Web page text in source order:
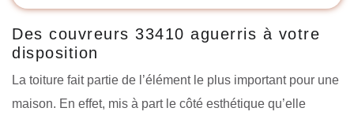
Des couvreurs 33410 aguerris à votre
disposition
La toiture fait partie de l’élément le plus important pour une
maison. En effet, mis à part le côté esthétique qu’elle